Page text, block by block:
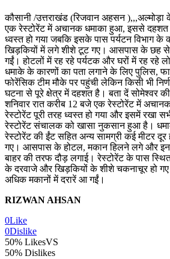
कौसानी /उत्तराखंड (रिजवान अहसन ),,,अल्मोड़ा
एक रेस्टोरेंट में अचानक धमाका हुआ, इससे
ध्वस्त हो गया जबकि इसके पास पर्यटन विभाग के
खिड़कियों में लगे शीशे टूट गए। आसपास के छह से
गईं। होटलों में रह रहे पर्यटक और घरों में रह रहे
धमाके के कारणों का पता लगाने के लिए पुलिस,
फोरेंसिक टीम मौके पर पहुंची लेकिन किसी भी
घटना से पूरे क्षेत्र में दहशत है। बता दें सोमेश्वर
शनिवार रात करीब 12 बजे एक रेस्टोरेंट में
रेस्टोरेंट पूरी तरह ध्वस्त हो गया और इसमें रखा
रेस्टोरेंट संचालक को खासा नुकसान हुआ है।
रेस्टोरेंट की ईंट सहित अन्य सामग्री कई मीटर
गए। आसपास के होटल, मकान हिलने लगे और
बाहर की तरफ दौड़ लगाई। रेस्टोरेंट के पास स्थित
के दरवाजे और खिड़कियों के शीशे चकनाचूर हो
अधिक मकानों में दरारें आ गईं।
RIZWAN AHSAN
0Like
0Dislike
50% LikesVS
50% Dislikes